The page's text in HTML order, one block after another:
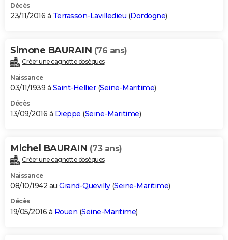
Décès
23/11/2016 à Terrasson-Lavilledieu (Dordogne)
Simone BAURAIN (76 ans)
Créer une cagnotte obsèques
Naissance
03/11/1939 à Saint-Hellier(Seine-Maritime)
Décès
13/09/2016 à Dieppe (Seine-Maritime)
Michel BAURAIN (73 ans)
Créer une cagnotte obsèques
Naissance
08/10/1942 au Grand-Quevilly(Seine-Maritime)
Décès
19/05/2016 à Rouen (Seine-Maritime)